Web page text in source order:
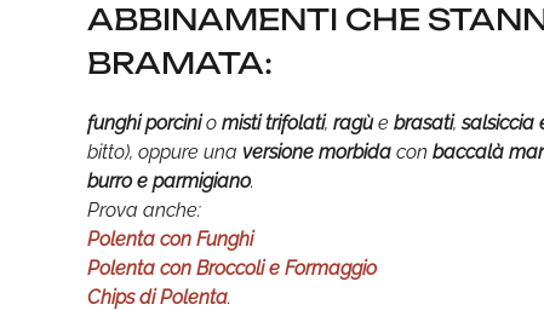
ABBINAMENTI CHE
BRAMATA:
funghi porcinio misti trifolati, ragùe brasati,salsiccia
bitto), oppure una versione morbida con baccalà
burro e parmigiano.
Prova anche:
Polenta con Funghi
Polenta con Broccoli e Formaggio
Chips di Polenta.